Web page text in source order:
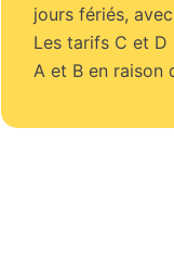
jours fériés,
Les tarifs C et
A et B en raison